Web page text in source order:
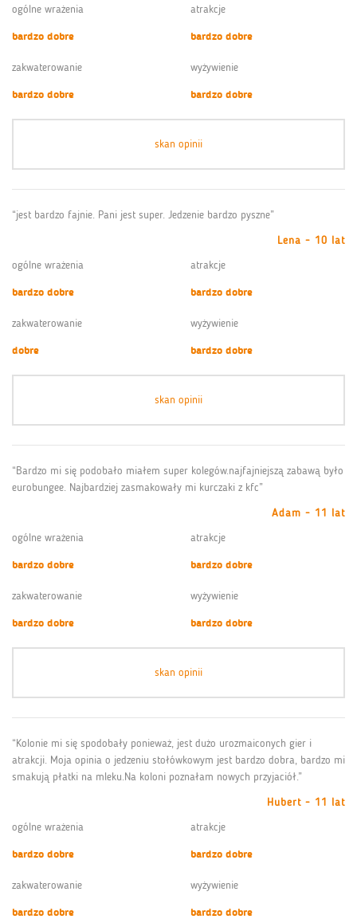
ogólne wrażenia
bardzo dobre
atrakcje
bardzo dobre
zakwaterowanie
bardzo dobre
wyżywienie
bardzo dobre
skan opinii
“jest bardzo fajnie. Pani jest super. Jedzenie bardzo pyszne”
Lena - 10 lat
ogólne wrażenia
bardzo dobre
atrakcje
bardzo dobre
zakwaterowanie
dobre
wyżywienie
bardzo dobre
skan opinii
“Bardzo mi się podobało miałem super kolegów.najfajniejszą zabawą było
eurobungee. Najbardziej zasmakowały mi kurczaki z kfc”
Adam - 11 lat
ogólne wrażenia
bardzo dobre
atrakcje
bardzo dobre
zakwaterowanie
bardzo dobre
wyżywienie
bardzo dobre
skan opinii
“Kolonie mi się spodobały ponieważ, jest dużo urozmaiconych gier i
atrakcji. Moja opinia o jedzeniu stołówkowym jest bardzo dobra, bardzo mi
smakują płatki na mleku.Na koloni poznałam nowych przyjaciół.”
Hubert - 11 lat
ogólne wrażenia
bardzo dobre
atrakcje
bardzo dobre
zakwaterowanie
bardzo dobre
wyżywienie
bardzo dobre